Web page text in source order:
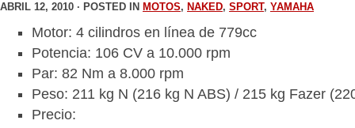
ABRIL 12, 2010 · POSTED IN MOTOS, NAKED, SPORT, YAMAHA
Motor: 4 cilindros en línea de 779cc
Potencia: 106 CV a 10.000 rpm
Par: 82 Nm a 8.000 rpm
Peso: 211 kg N (216 kg N ABS) / 215 kg Fazer
Precio: